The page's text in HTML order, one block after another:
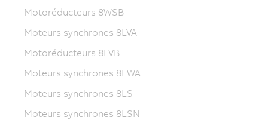
Motoréducteurs 8WSB
Moteurs synchrones 8LVA
Motoréducteurs 8LVB
Moteurs synchrones 8LWA
Moteurs synchrones 8LS
Moteurs synchrones 8LSN